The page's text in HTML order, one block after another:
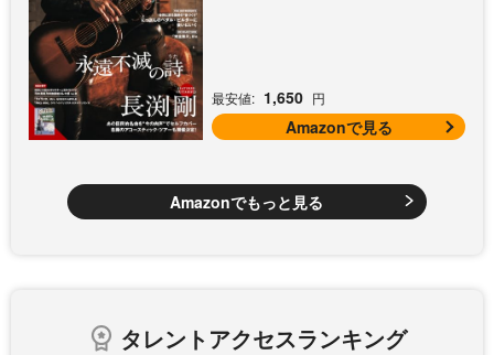
最安値: 1,650 円
Amazonで見る
Amazonでもっと見る
タレントアクセスランキング